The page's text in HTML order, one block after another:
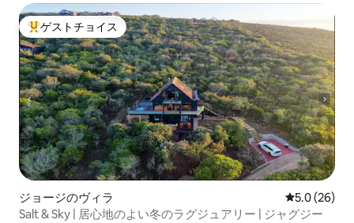
大好評のゲストチョイスです。
ゲストチョイス
ジョージのヴィラ レビュー26
5.0 (26)
Salt & Sky | 居心地のよい冬のラグジュアリー | ジャグジー